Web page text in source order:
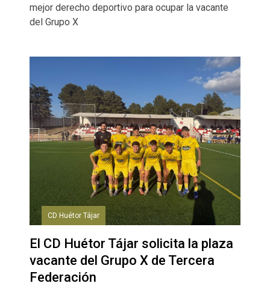
mejor derecho deportivo para ocupar la vacante
del Grupo X
CD Huétor Tájar
El CD Huétor Tájar solicita la plaza
vacante del Grupo X de Tercera
Federación